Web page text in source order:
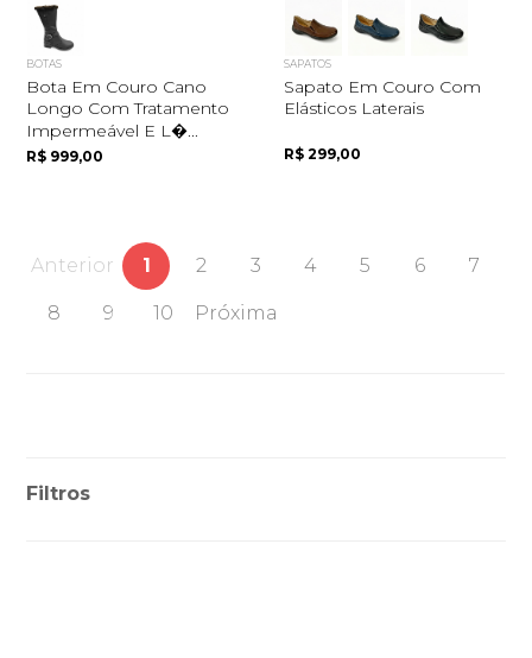
BOTAS
Bota Em Couro Cano
Longo Com Tratamento
Impermeável E L�...
R$ 999,00
SAPATOS
Sapato Em Couro Com
Elásticos Laterais
R$ 299,00
Anterior 1 2 3 4 5 6 7
8 9 10 Próxima
Filtros